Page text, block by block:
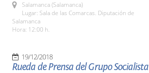
Salamanca (Salamanca)
Lugar: Sala de las Comarcas. Diputación de
Salamanca
Hora: 12:00 h.
19/12/2018
Rueda de Prensa del Grupo Socialista